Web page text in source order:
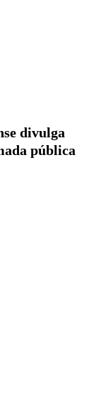
divulga
pública